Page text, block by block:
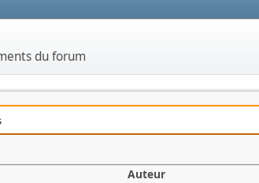
du forum
Auteur